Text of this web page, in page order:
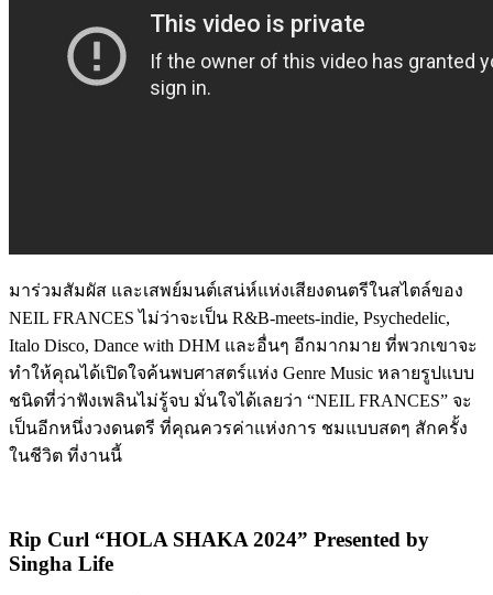
มาร่วมสัมผัส และเสพย์มนต์เสน่ห์แห่งเสียงดนตรีในสไตล์ของ
NEIL FRANCES ไม่ว่าจะเป็น R&B-meets-indie, Psychedelic,
Italo Disco, Dance with DHM และอื่นๆ อีกมากมาย ที่พวกเขาจะ
ทำให้คุณได้เปิดใจค้นพบศาสตร์แห่ง Genre Music หลายรูปแบบ
ชนิดที่ว่าฟังเพลินไม่รู้จบ มั่นใจได้เลยว่า “NEIL FRANCES” จะ
เป็นอีกหนึ่งวงดนตรี ที่คุณควรค่าแห่งการ ชมแบบสดๆ สักครั้ง
ในชีวิต ที่งานนี้
Rip Curl “HOLA SHAKA 2024” Presented by
Singha Life